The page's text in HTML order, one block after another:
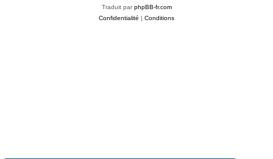
Traduit parphpBB-fr.com
Confidentialité | Conditions